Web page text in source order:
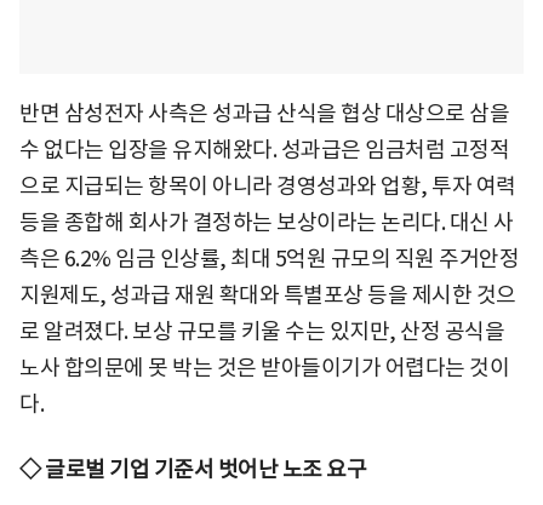
반면 삼성전자 사측은 성과급 산식을 협상 대상으로 삼을
수 없다는 입장을 유지해왔다. 성과급은 임금처럼 고정적
으로 지급되는 항목이 아니라 경영성과와 업황, 투자 여력
등을 종합해 회사가 결정하는 보상이라는 논리다. 대신 사
측은 6.2% 임금 인상률, 최대 5억원 규모의 직원 주거안정
지원제도, 성과급 재원 확대와 특별포상 등을 제시한 것으
로 알려졌다. 보상 규모를 키울 수는 있지만, 산정 공식을
노사 합의문에 못 박는 것은 받아들이기가 어렵다는 것이
다.
◇ 글로벌 기업 기준서 벗어난 노조 요구